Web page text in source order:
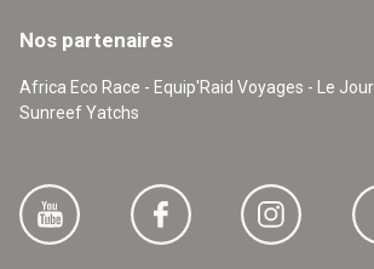
Nos partenaires
Africa Eco Race - Equip'Raid Voyages - Le
Sunreef Yatchs